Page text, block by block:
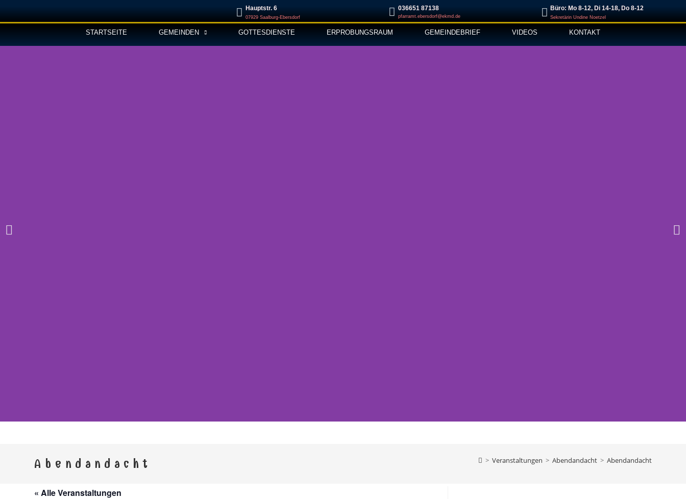
Hauptstr. 6
07929 Saalburg-Ebersdorf
‭036651 87138‬
pfarramt.ebersdorf@ekmd.de
Büro: Mo 8-12, Di 14-18, Do 8-12
Sekretärin Undine Noetzel
STARTSEITE GEMEINDEN GOTTESDIENSTE ERPROBUNGSRAUM GEMEINDEBRIEF VIDEOS KONTAKT
Kirchspiel Ebersdorf
Gemeinden Ebersdorf, Remptendorf, Saalburg, Schönbrunn, Altengesees, Thimmendorf, Weisbach
Abendandacht > Veranstaltungen > Abendandacht > Abendandacht
« Alle Veranstaltungen